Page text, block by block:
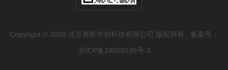
Copyright © 2026 北京赛欧华创科技有限公司 版权所有 备案号：
京ICP备19059196号-3